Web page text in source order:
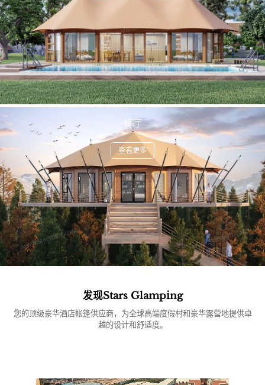
餐厅
查看更多
发现Stars Glamping
您的顶级豪华酒店帐篷供应商，为全球高端度假村和豪华露营地提供卓
越的设计和舒适度。